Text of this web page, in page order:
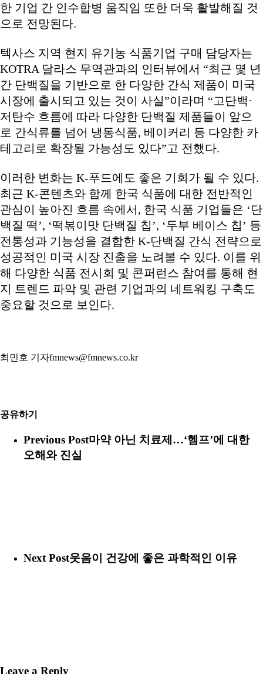
한 기업 간 인수합병 움직임 또한 더욱 활발해질 것
으로 전망된다.
텍사스 지역 현지 유기농 식품기업 구매 담당자는
KOTRA 달라스 무역관과의 인터뷰에서 “최근 몇 년
간 단백질을 기반으로 한 다양한 간식 제품이 미국
시장에 출시되고 있는 것이 사실”이라며 “고단백·
저탄수 흐름에 따라 다양한 단백질 제품들이 앞으
로 간식류를 넘어 냉동식품, 베이커리 등 다양한 카
테고리로 확장될 가능성도 있다”고 전했다.
이러한 변화는 K-푸드에도 좋은 기회가 될 수 있다.
최근 K-콘텐츠와 함께 한국 식품에 대한 전반적인
관심이 높아진 흐름 속에서, 한국 식품 기업들은 ‘단
백질 떡’, ‘떡볶이맛 단백질 칩’, ‘두부 베이스 칩’ 등
전통성과 기능성을 결합한 K-단백질 간식 전략으로
성공적인 미국 시장 진출을 노려볼 수 있다. 이를 위
해 다양한 식품 전시회 및 콘퍼런스 참여를 통해 현
지 트렌드 파악 및 관련 기업과의 네트워킹 구축도
중요할 것으로 보인다.
최민호 기자fmnews@fmnews.co.kr
공유하기
Previous Post마약 아닌 치료제…‘헴프’에 대한
오해와 진실
Next Post웃음이 건강에 좋은 과학적인 이유
Leave a Reply